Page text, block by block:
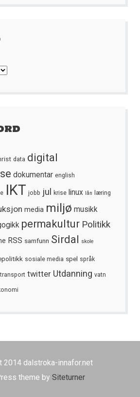
data digital
dokumentar english
IKT jobb jul krise linux lån læring
media miljø musikk
permakultur Politikk
RSS samfunn Sirdal skole
sosiale media spel språk
transport twitter Utdanning vatn
2014 dalstroka-innafor.net
theme by Siteturner